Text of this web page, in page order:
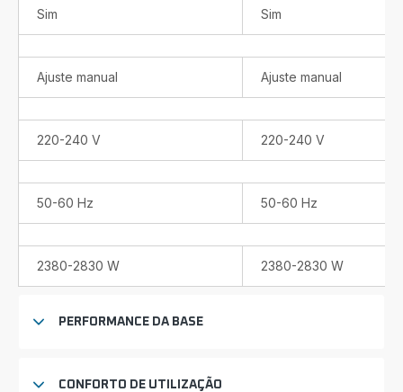
Sim Sim
Ajuste manual Ajuste manual
220-240 V 220-240 V
50-60 Hz 50-60 Hz
2380-2830 W 2380-2830 W
PERFORMANCE DA BASE
CONFORTO DE UTILIZAÇÃO